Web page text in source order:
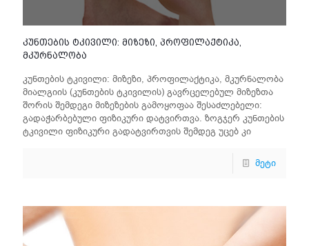
კუნთების ტკივილი: მიზეზი, პროფილაქტიკა,
მკურნალობა
კუნთების ტკივილი: მიზეზი, პროფილაქტიკა, მკურნალობა
მიალგიის (კუნთების ტკივილის) გავრცელებულ მიზეზთა
შორის შემდეგი მიზეზების გამოყოფაა შესაძლებელი:
გადაჭარბებული ფიზიკური დატვირთვა. ზოგჯერ კუნთების
ტკივილი ფიზიკური გადატვირთვის შემდეგ უცებ კი
მეტი